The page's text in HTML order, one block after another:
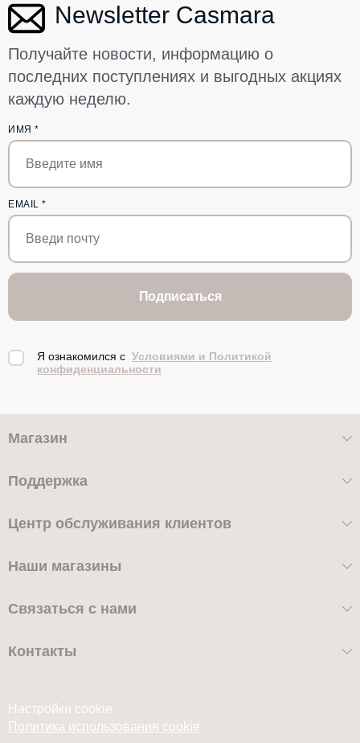
Newsletter Casmara
Получайте новости, информацию о
последних поступлениях и выгодных акциях
каждую неделю.
ИМЯ *
EMAIL *
Подписаться
Я ознакомился с Условиями и Политикой
конфиденциальности
Магазин
Поддержка
Центр обслуживания клиентов
Наши магазины
Связаться с нами
Контакты
Настройки cookie
Политика использования cookie